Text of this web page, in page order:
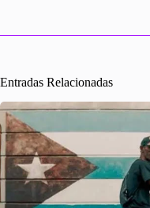
Entradas Relacionadas